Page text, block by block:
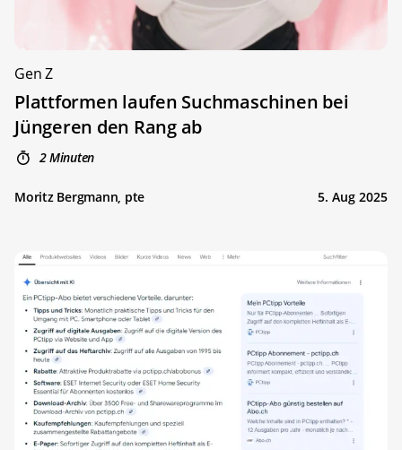
Gen Z
Plattformen laufen Suchmaschinen bei
Jüngeren den Rang ab
2 Minuten
Moritz Bergmann, pte 5. Aug 2025